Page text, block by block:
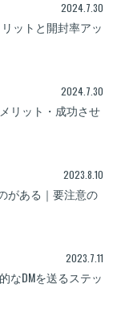
2024.7.30
ットと開封率アッ
2024.7.30
リット・成功させ
2023.8.10
がある｜要注意の
2023.7.11
なDMを送るステッ